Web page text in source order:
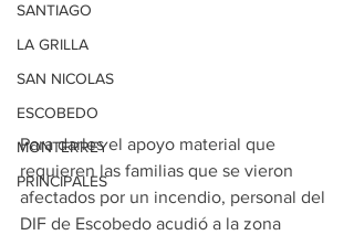
SANTIAGO
LA GRILLA
SAN NICOLAS
ESCOBEDO
MONTERREY
PRINCIPALES
Para darles el apoyo material que
requieren las familias que se vieron
afectados por un incendio, personal del
DIF de Escobedo acudió a la zona